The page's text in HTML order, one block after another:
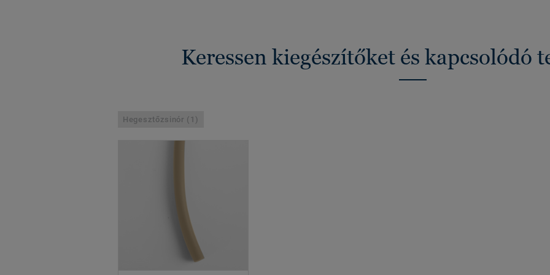
Keressen kiegészítőket és kapcsolódó
Hegesztőzsinór (1)